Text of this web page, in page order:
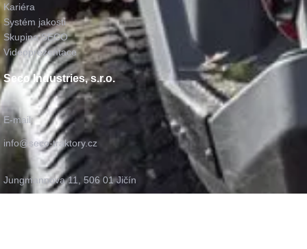
Kariéra
Systém jakosti
Skupina SECO
Videoprezentace
Seco Industries, s.r.o.
E-mail:
info@seco-traktory.cz
Jungmannova 11, 506 01 Jičín